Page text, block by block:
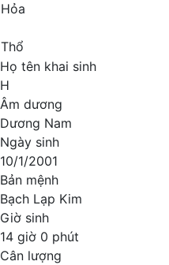
Hỏa
Thổ
Họ tên khai sinh
H
Âm dương
Dương Nam
Ngày sinh
10/1/2001
Bản mệnh
Bạch Lạp Kim
Giờ sinh
14 giờ 0 phút
Cân lượng